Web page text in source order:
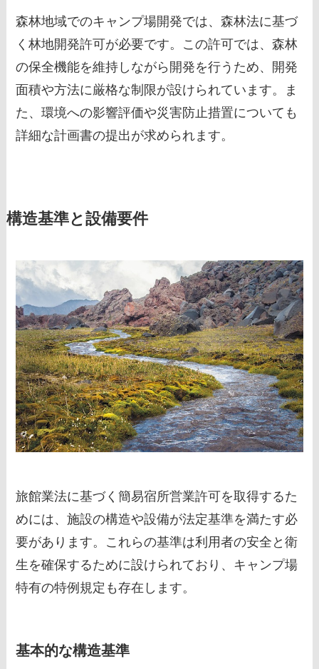
森林地域でのキャンプ場開発では、森林法に基づ
く林地開発許可が必要です。この許可では、森林
の保全機能を維持しながら開発を行うため、開発
面積や方法に厳格な制限が設けられています。ま
た、環境への影響評価や災害防止措置についても
詳細な計画書の提出が求められます。
構造基準と設備要件
旅館業法に基づく簡易宿所営業許可を取得するた
めには、施設の構造や設備が法定基準を満たす必
要があります。これらの基準は利用者の安全と衛
生を確保するために設けられており、キャンプ場
特有の特例規定も存在します。
基本的な構造基準